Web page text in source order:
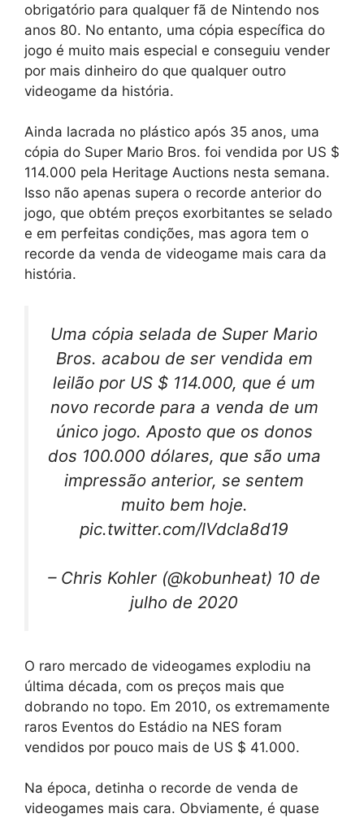
obrigatório para qualquer fã de Nintendo nos
anos 80. No entanto, uma cópia específica do
jogo é muito mais especial e conseguiu vender
por mais dinheiro do que qualquer outro
videogame da história.
Ainda lacrada no plástico após 35 anos, uma
cópia do Super Mario Bros. foi vendida por US $
114.000 pela Heritage Auctions nesta semana.
Isso não apenas supera o recorde anterior do
jogo, que obtém preços exorbitantes se selado
e em perfeitas condições, mas agora tem o
recorde da venda de videogame mais cara da
história.
Uma cópia selada de Super Mario
Bros. acabou de ser vendida em
leilão por US $ 114.000, que é um
novo recorde para a venda de um
único jogo. Aposto que os donos
dos 100.000 dólares, que são uma
impressão anterior, se sentem
muito bem hoje.
pic.twitter.com/lVdcla8d19
– Chris Kohler (@kobunheat) 10 de
julho de 2020
O raro mercado de videogames explodiu na
última década, com os preços mais que
dobrando no topo. Em 2010, os extremamente
raros Eventos do Estádio na NES foram
vendidos por pouco mais de US $ 41.000.
Na época, detinha o recorde de venda de
videogames mais cara. Obviamente, é quase